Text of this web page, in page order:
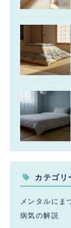
カテゴリ
メンタルにま
病気の解説